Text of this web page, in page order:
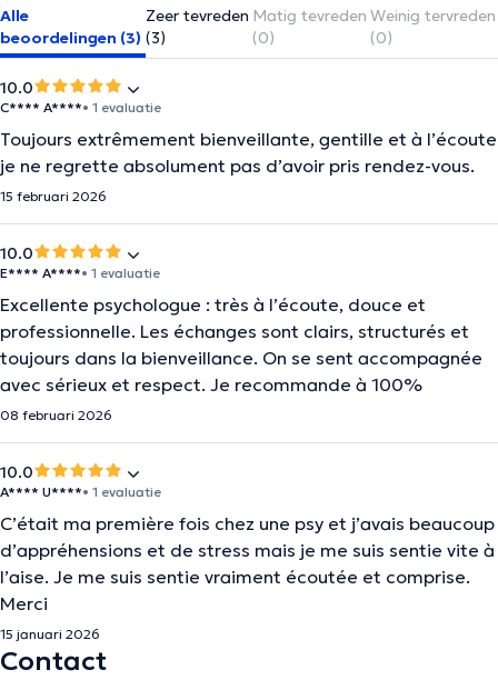
Alle
beoordelingen (3)
Zeer tevreden
(3)
Matig tevreden
(0)
Weinig tervreden
(0)
10.0
C**** A****• 1 evaluatie
Toujours extrêmement bienveillante, gentille et à l’écoute
je ne regrette absolument pas d’avoir pris rendez-vous.
15 februari 2026
10.0
E**** A****• 1 evaluatie
Excellente psychologue : très à l’écoute, douce et
professionnelle. Les échanges sont clairs, structurés et
toujours dans la bienveillance. On se sent accompagnée
avec sérieux et respect. Je recommande à 100%
08 februari 2026
10.0
A**** U****• 1 evaluatie
C’était ma première fois chez une psy et j’avais beaucoup
d’appréhensions et de stress mais je me suis sentie vite à
l’aise. Je me suis sentie vraiment écoutée et comprise.
Merci
15 januari 2026
Contact